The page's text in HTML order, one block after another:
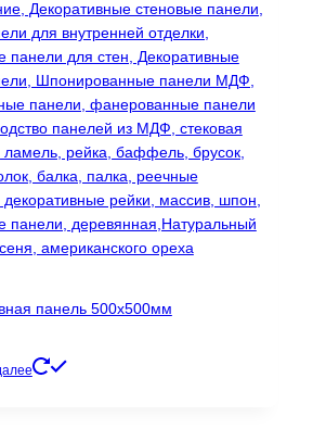
панель 500х500мм